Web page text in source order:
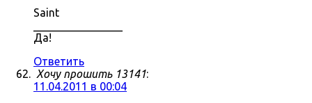
Saint
Да!
Ответить
Хочу прошить 13141:
11.04.2011 в 00:04